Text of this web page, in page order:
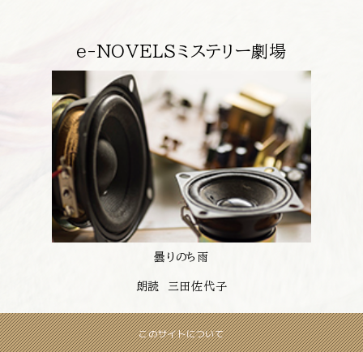
e-NOVELSミステリー劇場
曇りのち雨
朗読 三田佐代子
このサイトについて